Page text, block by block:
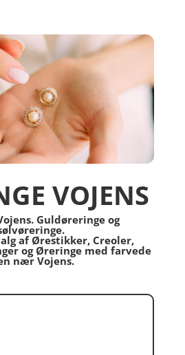
VOJENS
Guldøreringe og
af Ørestikker, Creoler,
og Øreringe med farvede
nær Vojens.